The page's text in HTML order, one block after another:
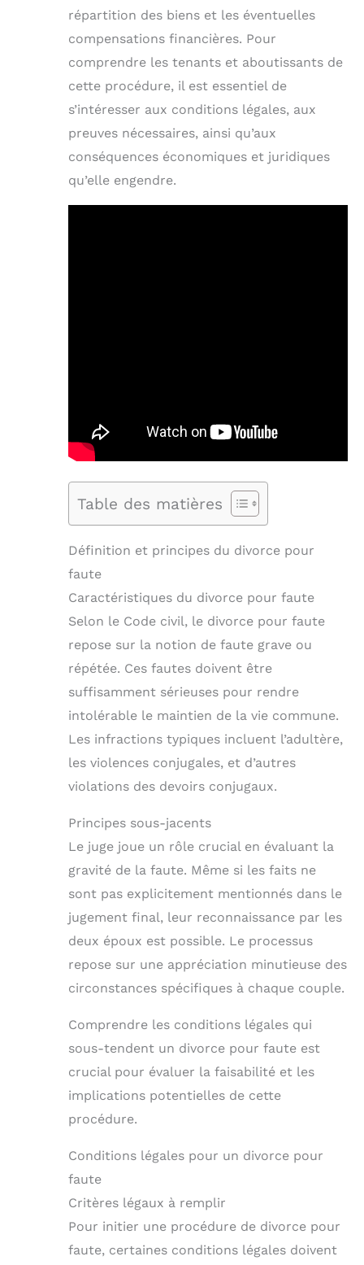
répartition des biens et les éventuelles
compensations financières. Pour
comprendre les tenants et aboutissants de
cette procédure, il est essentiel de
s’intéresser aux conditions légales, aux
preuves nécessaires, ainsi qu’aux
conséquences économiques et juridiques
qu’elle engendre.
Table des matières
Définition et principes du divorce pour
faute
Caractéristiques du divorce pour faute
Selon le Code civil, le divorce pour faute
repose sur la notion de faute grave ou
répétée. Ces fautes doivent être
suffisamment sérieuses pour rendre
intolérable le maintien de la vie commune.
Les infractions typiques incluent l’adultère,
les violences conjugales, et d’autres
violations des devoirs conjugaux.
Principes sous-jacents
Le juge joue un rôle crucial en évaluant la
gravité de la faute. Même si les faits ne
sont pas explicitement mentionnés dans le
jugement final, leur reconnaissance par les
deux époux est possible. Le processus
repose sur une appréciation minutieuse des
circonstances spécifiques à chaque couple.
Comprendre les conditions légales qui
sous-tendent un divorce pour faute est
crucial pour évaluer la faisabilité et les
implications potentielles de cette
procédure.
Conditions légales pour un divorce pour
faute
Critères légaux à remplir
Pour initier une procédure de divorce pour
faute, certaines conditions légales doivent